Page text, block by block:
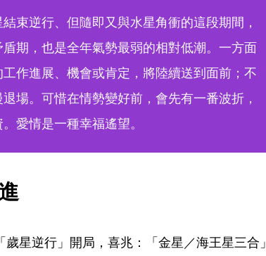
束逆行、但隨即又與水星角衝的這段期間，
期，也是全年氣勢最弱的相對低潮。一方面
作進展、機會或肯定，將陸續送到面前；不
場。可惜在情勢變好前，會先有一番波折，
愛情是一種幸福遙望。
星逆行」開局，喜兆：「金星／海王星三合」